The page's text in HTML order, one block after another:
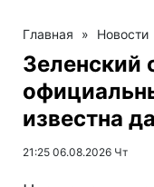
Главная » Новости
Зеленский
известна
21:25 06.08.2026 Чт